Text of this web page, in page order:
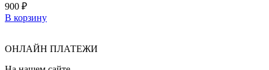
900 ₽
В корзину
ОНЛАЙН ПЛАТЕЖИ